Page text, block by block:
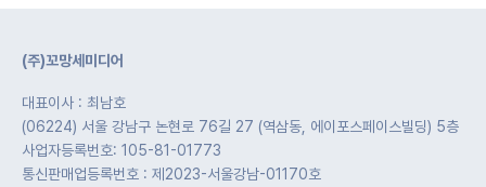
(주)꼬망세미디어
대표이사 : 최남호
(06224) 서울 강남구 논현로 76길 27 (역삼동, 에이포스페이스빌딩) 5층
사업자등록번호: 105-81-01773
통신판매업등록번호 : 제2023-서울강남-01170호